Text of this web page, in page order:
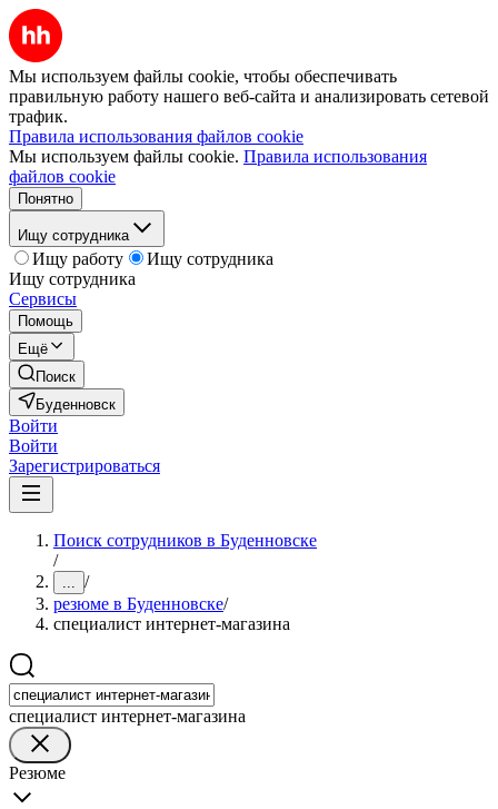
Мы используем файлы cookie, чтобы обеспечивать
правильную работу нашего веб-сайта и анализировать сетевой
трафик.
Правила использования файлов cookie
Мы используем файлы cookie. Правила использования
файлов cookie
Понятно
Ищу сотрудника
Ищу работу
Ищу сотрудника
Ищу сотрудника
Сервисы
Помощь
Ещё
Поиск
Буденновск
Войти
Войти
Зарегистрироваться
Поиск сотрудников в Буденновске
/
... /
резюме в Буденновске/
специалист интернет-магазина
специалист интернет-магазина
Резюме